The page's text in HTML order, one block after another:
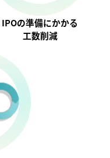
IPOの準備にかかる
工数削減